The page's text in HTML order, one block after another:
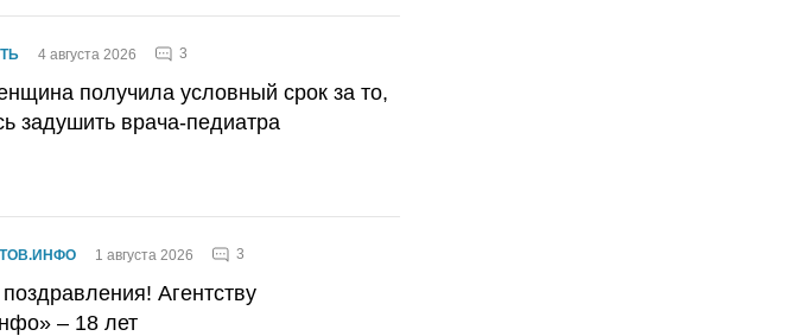
4 августа 2026 3
получила условный срок за то,
задушить врача-педиатра
1 августа 2026 3
Агентству
– 18 лет